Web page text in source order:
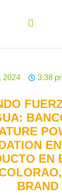
2024 3:38
EN
BRAND